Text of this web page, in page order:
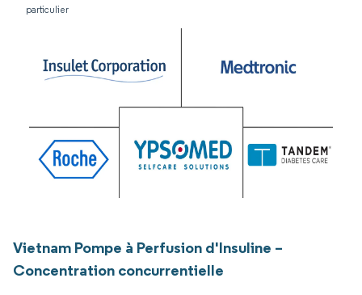
particulier
Vietnam Pompe à Perfusion d'Insuline –
Concentration concurrentielle